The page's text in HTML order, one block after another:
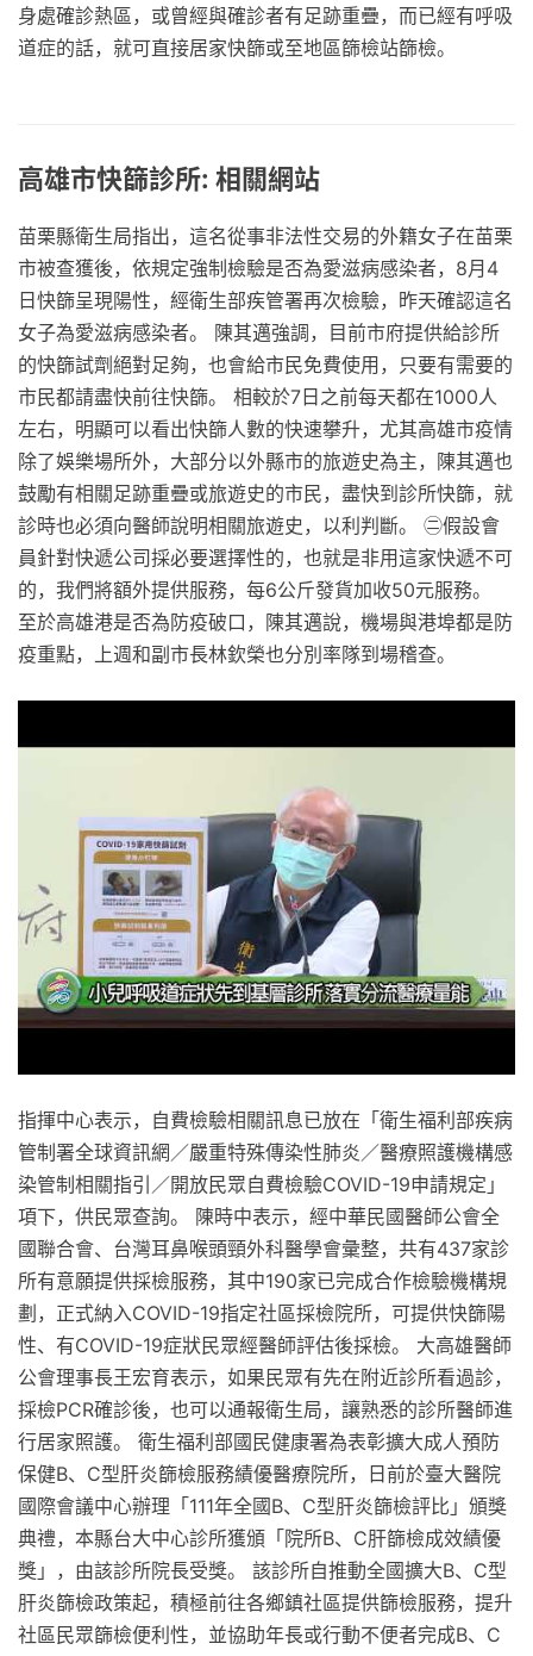
身處確診熱區，或曾經與確診者有足跡重疊，而已經有呼吸
道症的話，就可直接居家快篩或至地區篩檢站篩檢。
高雄市快篩診所: 相關網站
苗栗縣衛生局指出，這名從事非法性交易的外籍女子在苗栗
市被查獲後，依規定強制檢驗是否為愛滋病感染者，8月4
日快篩呈現陽性，經衛生部疾管署再次檢驗，昨天確認這名
女子為愛滋病感染者。 陳其邁強調，目前市府提供給診所
的快篩試劑絕對足夠，也會給市民免費使用，只要有需要的
市民都請盡快前往快篩。 相較於7日之前每天都在1000人
左右，明顯可以看出快篩人數的快速攀升，尤其高雄市疫情
除了娛樂場所外，大部分以外縣市的旅遊史為主，陳其邁也
鼓勵有相關足跡重疊或旅遊史的市民，盡快到診所快篩，就
診時也必須向醫師說明相關旅遊史，以利判斷。 ㊁假設會
員針對快遞公司採必要選擇性的，也就是非用這家快遞不可
的，我們將額外提供服務，每6公斤發貨加收50元服務。
至於高雄港是否為防疫破口，陳其邁說，機場與港埠都是防
疫重點，上週和副市長林欽榮也分別率隊到場稽查。
指揮中心表示，自費檢驗相關訊息已放在「衛生福利部疾病
管制署全球資訊網／嚴重特殊傳染性肺炎／醫療照護機構感
染管制相關指引／開放民眾自費檢驗COVID-19申請規定」
項下，供民眾查詢。 陳時中表示，經中華民國醫師公會全
國聯合會、台灣耳鼻喉頭頸外科醫學會彙整，共有437家診
所有意願提供採檢服務，其中190家已完成合作檢驗機構規
劃，正式納入COVID-19指定社區採檢院所，可提供快篩陽
性、有COVID-19症狀民眾經醫師評估後採檢。 大高雄醫師
公會理事長王宏育表示，如果民眾有先在附近診所看過診，
採檢PCR確診後，也可以通報衛生局，讓熟悉的診所醫師進
行居家照護。 衛生福利部國民健康署為表彰擴大成人預防
保健B、C型肝炎篩檢服務績優醫療院所，日前於臺大醫院
國際會議中心辦理「111年全國B、C型肝炎篩檢評比」頒獎
典禮，本縣台大中心診所獲頒「院所B、C肝篩檢成效績優
獎」，由該診所院長受獎。 該診所自推動全國擴大B、C型
肝炎篩檢政策起，積極前往各鄉鎮社區提供篩檢服務，提升
社區民眾篩檢便利性，並協助年長或行動不便者完成B、C